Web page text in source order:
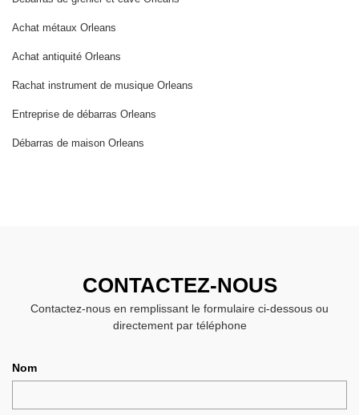
Achat métaux Orleans
Achat antiquité Orleans
Rachat instrument de musique Orleans
Entreprise de débarras Orleans
Débarras de maison Orleans
CONTACTEZ-NOUS
Contactez-nous en remplissant le formulaire ci-dessous ou
directement par téléphone
Nom